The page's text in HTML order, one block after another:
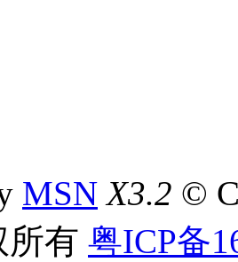
MSN X3.2 ©
所有 粤ICP备